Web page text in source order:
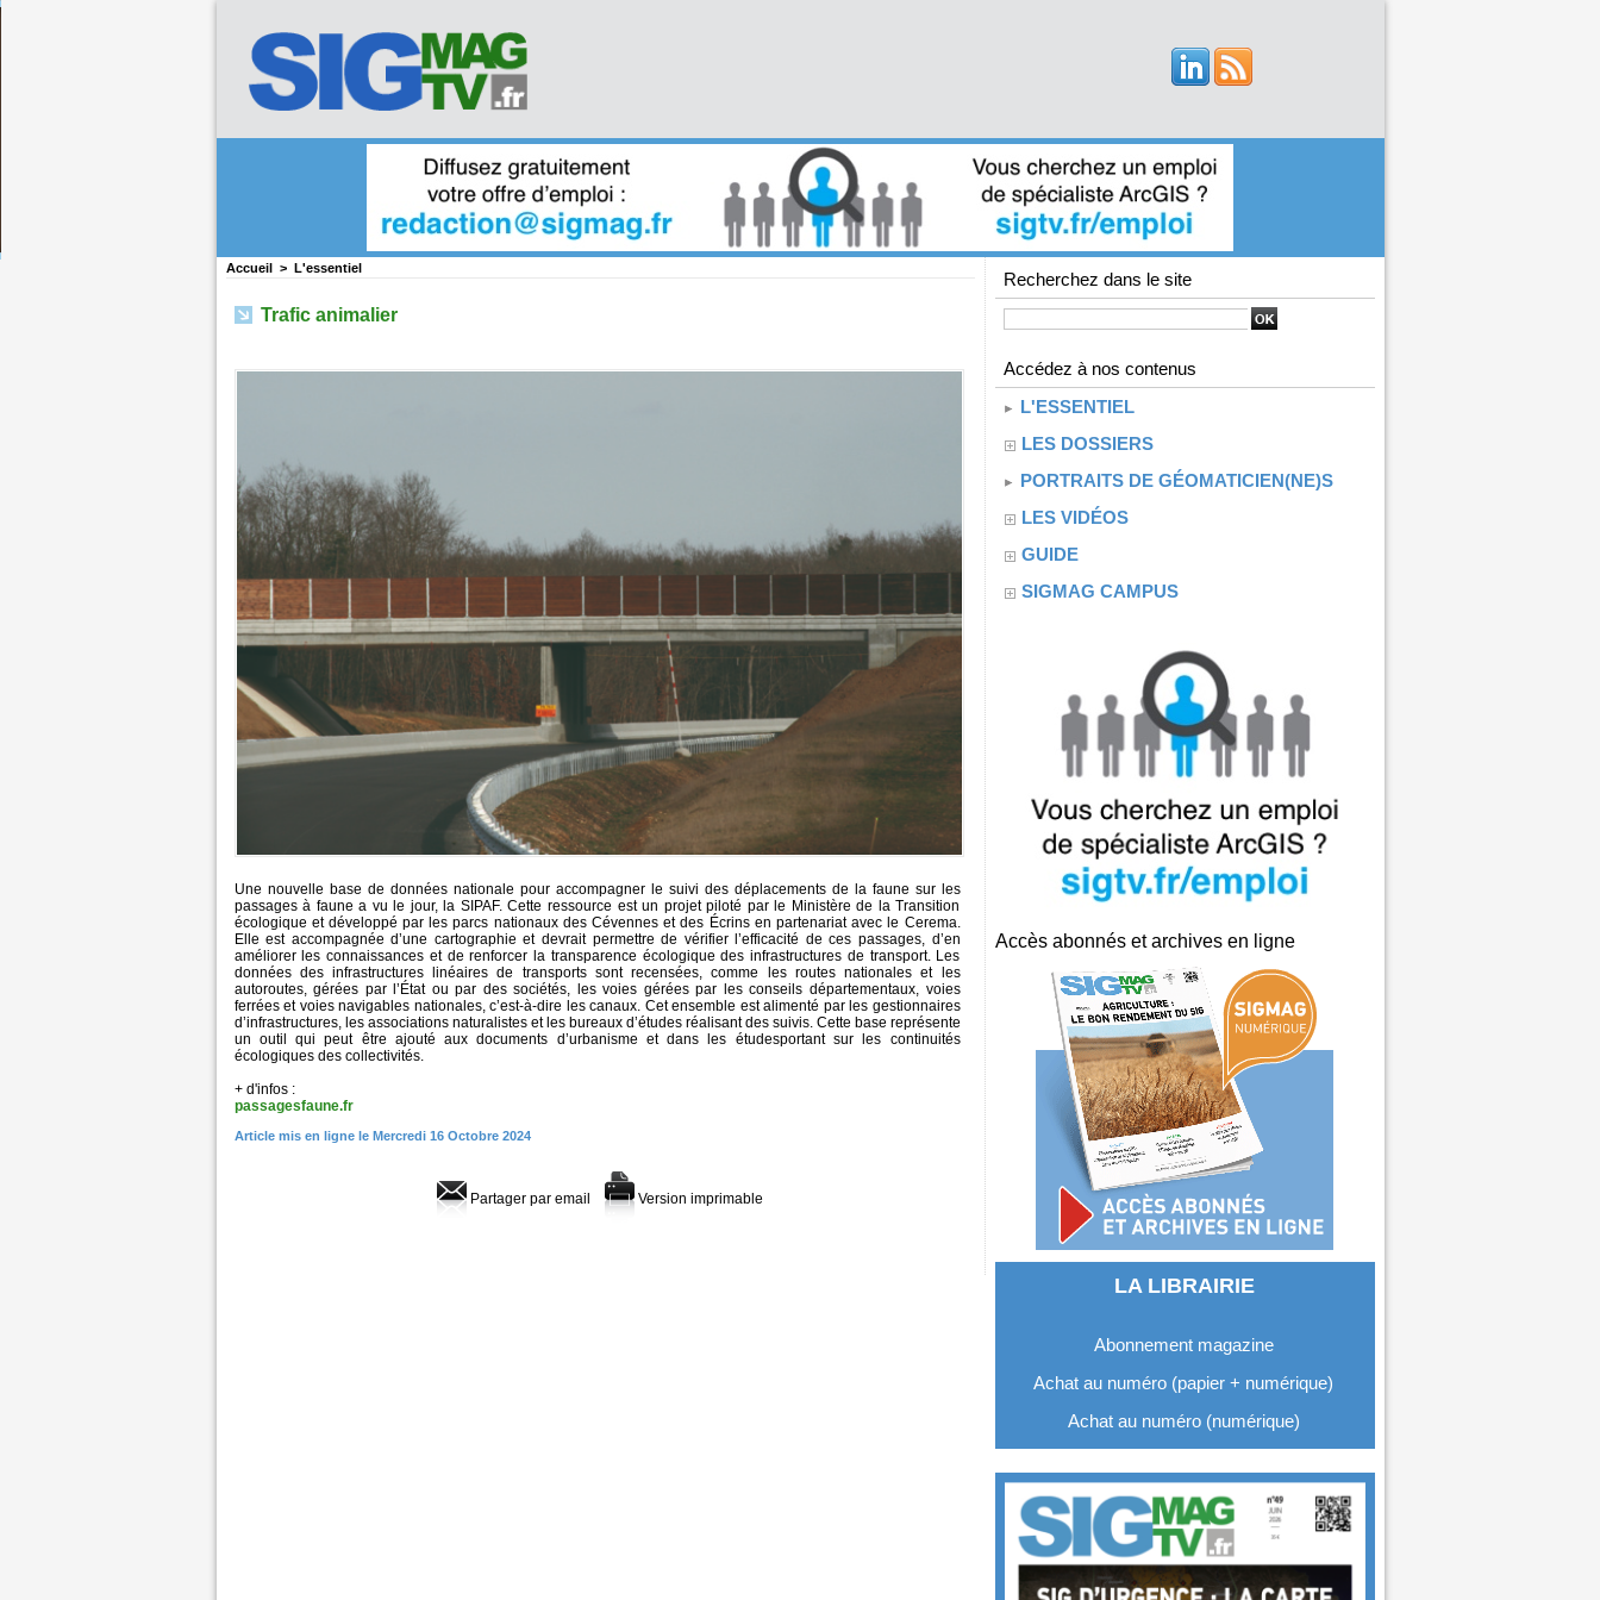
Accueil > L'essentiel
Trafic animalier
Une nouvelle base de données nationale pour accompagner le suivi des déplacements de la faune sur les
passages à faune a vu le jour, la SIPAF. Cette ressource est un projet piloté par le Ministère de la Transition
écologique et développé par les parcs nationaux des Cévennes et des Écrins en partenariat avec le Cerema.
Elle est accompagnée d’une cartographie et devrait permettre de vérifier l’efficacité de ces passages, d’en
améliorer les connaissances et de renforcer la transparence écologique des infrastructures de transport. Les
données des infrastructures linéaires de transports sont recensées, comme les routes nationales et les
autoroutes, gérées par l’État ou par des sociétés, les voies gérées par les conseils départementaux, voies
ferrées et voies navigables nationales, c’est-à-dire les canaux. Cet ensemble est alimenté par les gestionnaires
d’infrastructures, les associations naturalistes et les bureaux d’études réalisant des suivis. Cette base représente
un outil qui peut être ajouté aux documents d’urbanisme et dans les étudesportant sur les continuités
écologiques des collectivités.
+ d'infos :
passagesfaune.fr
Article mis en ligne le Mercredi 16 Octobre 2024
Partager par email Version imprimable
Recherchez dans le site
Accédez à nos contenus
L'ESSENTIEL
LES DOSSIERS
PORTRAITS DE GÉOMATICIEN(NE)S
LES VIDÉOS
GUIDE
SIGMAG CAMPUS
Accès abonnés et archives en ligne
LA LIBRAIRIE
Abonnement magazine
Achat au numéro (papier + numérique)
Achat au numéro (numérique)